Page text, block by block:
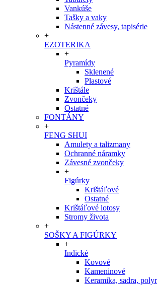
Vankúše
Tašky a vaky
Nástenné závesy, tapisérie
+
EZOTERIKA
+
Pyramídy
Sklenené
Plastové
Krištále
Zvončeky
Ostatné
FONTÁNY
+
FENG SHUI
Amulety a talizmany
Ochranné náramky
Závesné zvončeky
+
Figúrky
Krištáľové
Ostatné
Krištáľové lotosy
Stromy života
+
SOŠKY A FIGÚRKY
+
Indické
Kovové
Kameninové
Keramika, sadra,